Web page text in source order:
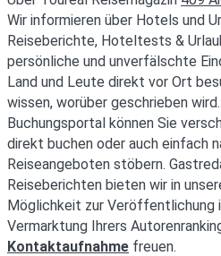
Wir informieren über Hotels und
Reiseberichte, Hoteltests &
persönliche und unverfälschte
Land und Leute direkt vor Ort
wissen, worüber geschrieben
Buchungsportal können Sie
direkt buchen oder auch einfach
Reiseangeboten stöbern.
Reiseberichten bieten wir in
Möglichkeit zur Veröffentlichung
Vermarktung Ihrers
Kontaktaufnahme freuen.